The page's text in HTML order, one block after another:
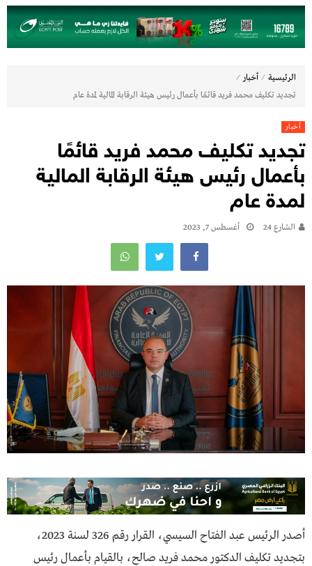
الرئيسية ⁄ أخبار ⁄
تجديد تكليف محمد فريد قائمًا بأعمال رئيس هيئة الرقابة المالية لمدة عام
أخبار
تجديد تكليف محمد فريد قائمًا
بأعمال رئيس هيئة الرقابة المالية
لمدة عام
الشارع 24 أغسطس 7, 2023
أصدر الرئيس عبد الفتاح السيسي، القرار رقم 326 لسنة 2023،
بتجديد تكليف الدكتور محمد فريد صالح، بالقيام بأعمال رئيس